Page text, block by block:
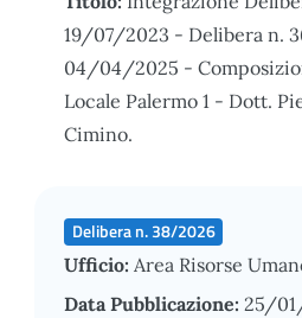
19/07/2023 - Delibera n.
04/04/2025 -
Locale Palermo 1 - Dott.
Cimino.
Delibera n. 38/2026
Ufficio: Area Risorse
Data Pubblicazione: 25/